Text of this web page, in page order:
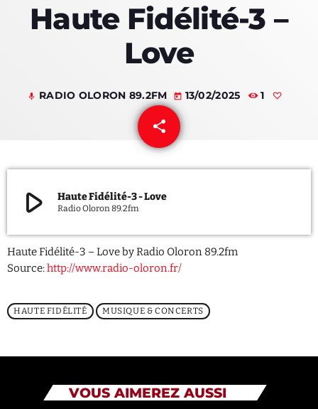
TITRES DIFFUSÉS
ACTUALITÉS
QUI SOMMES NOUS ?
CONTACT
ADHÉRER OU SOUTENIR
juillet 2026
août 2025
Haute Fidélité-3 –
Love
mic RADIO OLORON 89.2FM today 13/02/2025 1
share
email
play_arrow Haute Fidélité-3 - Love
Radio Oloron 89.2fm
Haute Fidélité-3 – Love by Radio Oloron 89.2fm
Source:http://www.radio-oloron.fr/
HAUTE FIDÉLITÉ MUSIQUE & CONCERTS
VOUS AIMEREZ AUSSI